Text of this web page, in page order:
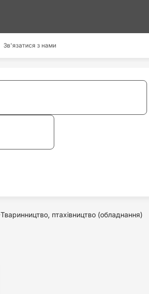
Зв'язатися з нами
Тваринництво, птахівництво (обладнання)